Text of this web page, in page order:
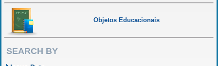
Objetos Educacionais
SEARCH BY